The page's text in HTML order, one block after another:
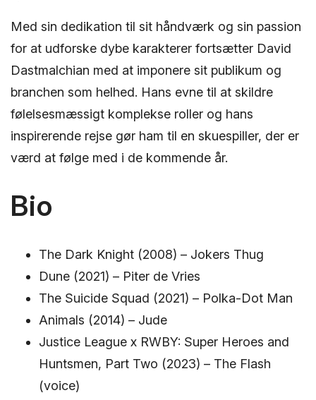
Med sin dedikation til sit håndværk og sin passion
for at udforske dybe karakterer fortsætter David
Dastmalchian med at imponere sit publikum og
branchen som helhed. Hans evne til at skildre
følelsesmæssigt komplekse roller og hans
inspirerende rejse gør ham til en skuespiller, der er
værd at følge med i de kommende år.
Bio
The Dark Knight (2008) – Jokers Thug
Dune (2021) – Piter de Vries
The Suicide Squad (2021) – Polka-Dot Man
Animals (2014) – Jude
Justice League x RWBY: Super Heroes and
Huntsmen, Part Two (2023) – The Flash
(voice)